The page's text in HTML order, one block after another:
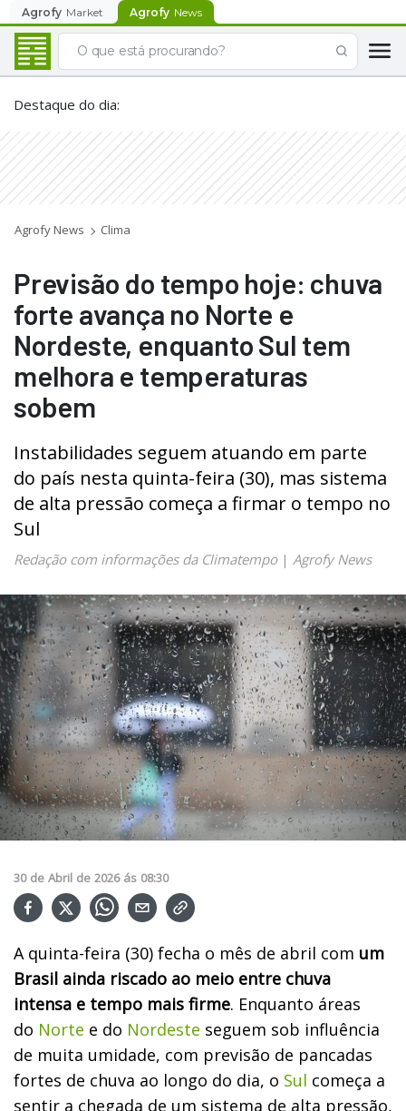
Agrofy Market Agrofy News
Destaque do dia:
Agrofy News Clima
Previsão do tempo hoje: chuva
forte avança no Norte e
Nordeste, enquanto Sul tem
melhora e temperaturas
sobem
Instabilidades seguem atuando em parte
do país nesta quinta-feira (30), mas sistema
de alta pressão começa a firmar o tempo no
Sul
Redação com informações da Climatempo| Agrofy News
30 de Abril de 2026 ás 08:30
A quinta-feira (30) fecha o mês de abril com um
Brasil ainda riscado ao meio entre chuva
intensa e tempo mais firme. Enquanto áreas
do Norte e do Nordeste seguem sob influência
de muita umidade, com previsão de pancadas
fortes de chuva ao longo do dia, o Sul começa a
sentir a chegada de um sistema de alta pressão,